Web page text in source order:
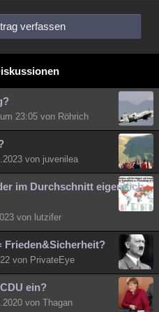
verfassen
23:05 von Röhrich
von juvenilea
im Durchschnitt eigentlich
von lutzifer
Frieden&Sicherheit?
von PrivateEye
ein?
von Thagan